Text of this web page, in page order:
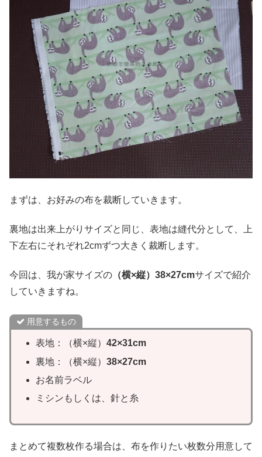
まずは、お好みの布を裁断していきます。
裏地は出来上がりサイズと同じ、表地は縫代分として、上
下左右にそれぞれ2cmずつ大きく裁断します。
今回は、我が家サイズの （横×縦）38×27cmサイズで紹介
していきますね。
用意するもの
表地：（横×縦） 42×31cm
裏地：（横×縦） 38×27cm
お名前ラベル
ミシンもしくは、針と糸
まとめて複数枚作る場合は、布を作りたい枚数分用意して